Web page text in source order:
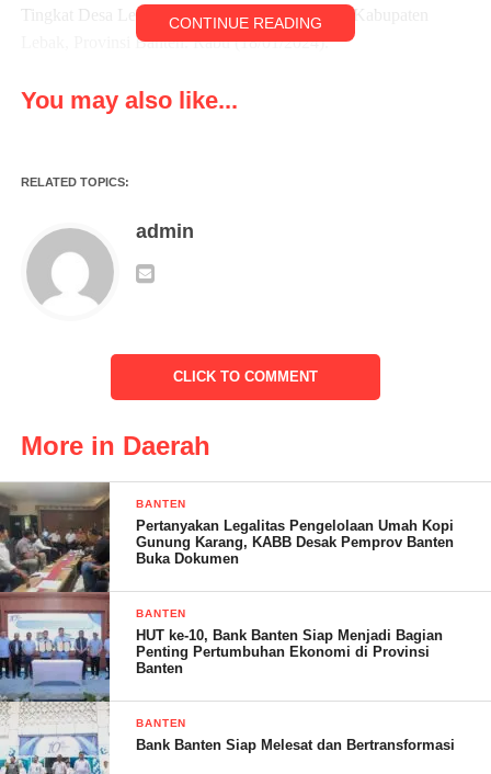
Tingkat Desa Lewi Coo, Kecamatan Muncang, Kabupaten
Lebak, Provinsi Banten. Rabu (18/01/2024).
Pada pelaksanaan kegiatan tersebut hadir Kepala Desa Lewi
Coo, seluruh perangkat desa, BPD, Forpimcam Muncang, Ketua
Pendamping Desa dan tokoh Agama.
Kegiatan Musrenbang Desa tersebut yaitu Rencana Kerja
Pemerintah Desa (RKPD) tahun anggaran 2024 Tingkat Desa
Lewi Coo, Kecamatan Muncang, Kabupaten Lebak, Provinsi
Banten. Dan kegiatan tersebut rutin dilaksanakan setiap
Disampaikan Rajudin Kepala Desa Lewi Coo kegiatan ini
Tahun 2004 tentang Sistem Perencanaan Pembangunan
“Dimana, sebagai pemerintahan desa diwajibkan untuk
mempersiapkan rancangan awal rencana pembangunan, rencana
kerja, serta musyawarah perencanaan pembangunan, selanjutnya
disampaikan di tingkat kecamatan dan diteruskan ke tingkat
kabupaten dalam hal ini Pemkab Lebak,” Tutur Rajudin.
Tentunya, kata jaro yang sudah2 priode menjabat ini dalam
sebuah perencanaan harus berdasarkan atas kebutuhan skala
prioritas sehingga apa yang masuk dalam perencanaan bisa
benar-benar dirasakan oleh masyarakat khususnya warga Desa
CONTINUE READING
You may also like...
RELATED TOPICS:
admin
CLICK TO COMMENT
More in Daerah
BANTEN
Pertanyakan Legalitas Pengelolaan Umah Kopi
Gunung Karang, KABB Desak Pemprov Banten
Buka Dokumen
BANTEN
HUT ke-10, Bank Banten Siap Menjadi Bagian
Penting Pertumbuhan Ekonomi di Provinsi
Banten
BANTEN
Bank Banten Siap Melesat dan Bertransformasi